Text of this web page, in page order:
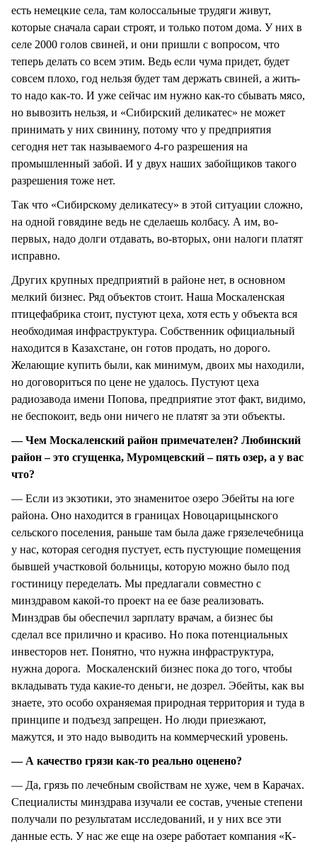
есть немецкие села, там колоссальные трудяги живут,
которые сначала сараи строят, и только потом дома. У них в
селе 2000 голов свиней, и они пришли с вопросом, что
теперь делать со всем этим. Ведь если чума придет, будет
совсем плохо, год нельзя будет там держать свиней, а жить-
то надо как-то. И уже сейчас им нужно как-то сбывать мясо,
но вывозить нельзя, и «Сибирский деликатес» не может
принимать у них свинину, потому что у предприятия
сегодня нет так называемого 4-го разрешения на
промышленный забой. И у двух наших забойщиков такого
разрешения тоже нет.
Так что «Сибирскому деликатесу» в этой ситуации сложно,
на одной говядине ведь не сделаешь колбасу. А им, во-
первых, надо долги отдавать, во-вторых, они налоги платят
исправно.
Других крупных предприятий в районе нет, в основном
мелкий бизнес. Ряд объектов стоит. Наша Москаленская
птицефабрика стоит, пустуют цеха, хотя есть у объекта вся
необходимая инфраструктура. Собственник официальный
находится в Казахстане, он готов продать, но дорого.
Желающие купить были, как минимум, двоих мы находили,
но договориться по цене не удалось. Пустуют цеха
радиозавода имени Попова, предприятие этот факт, видимо,
не беспокоит, ведь они ничего не платят за эти объекты.
— Чем Москаленский район примечателен? Любинский
район – это сгущенка, Муромцевский – пять озер, а у вас
что?
— Если из экзотики, это знаменитое озеро Эбейты на юге
района. Оно находится в границах Новоцарицынского
сельского поселения, раньше там была даже грязелечебница
у нас, которая сегодня пустует, есть пустующие помещения
бывшей участковой больницы, которую можно было под
гостиницу переделать. Мы предлагали совместно с
минздравом какой-то проект на ее базе реализовать.
Минздрав бы обеспечил зарплату врачам, а бизнес бы
сделал все прилично и красиво. Но пока потенциальных
инвесторов нет. Понятно, что нужна инфраструктура,
нужна дорога. Москаленский бизнес пока до того, чтобы
вкладывать туда какие-то деньги, не дозрел. Эбейты, как вы
знаете, это особо охраняемая природная территория и туда в
принципе и подъезд запрещен. Но люди приезжают,
мажутся, и это надо выводить на коммерческий уровень.
— А качество грязи как-то реально оценено?
— Да, грязь по лечебным свойствам не хуже, чем в Карачах.
Специалисты минздрава изучали ее состав, ученые степени
получали по результатам исследований, и у них все эти
данные есть. У нас же еще на озере работает компания «К-